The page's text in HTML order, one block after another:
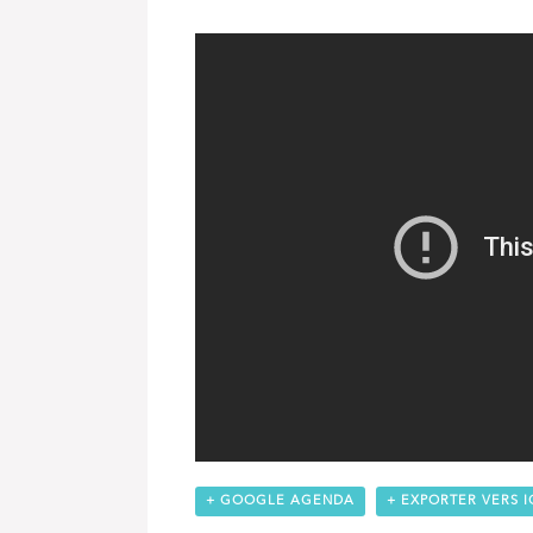
+ GOOGLE AGENDA + EXPORTER VERS